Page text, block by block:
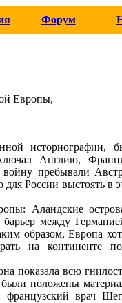
Форум
Европы,
историографии,
Англию,
пребывали
России выстоять в
Аландские
между
образом, Европа
на континенте
показала всю
были положены
французский врач